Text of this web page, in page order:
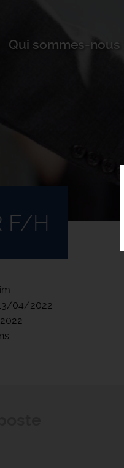
Qui sommes-nous
F/H
04/2022